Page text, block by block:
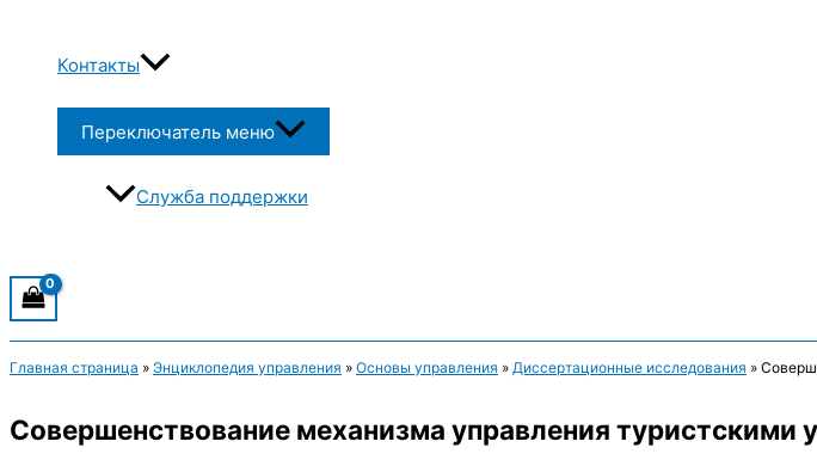
Контакты
Переключатель меню
Служба поддержки
Главная страница » Энциклопедия управления » Основы управления » Диссертационные исследования »
Совершенствование механизма управления туристскими